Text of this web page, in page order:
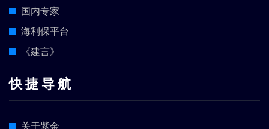
国内专家
海利保平台
《建言》
快 捷 导 航
关于紫金